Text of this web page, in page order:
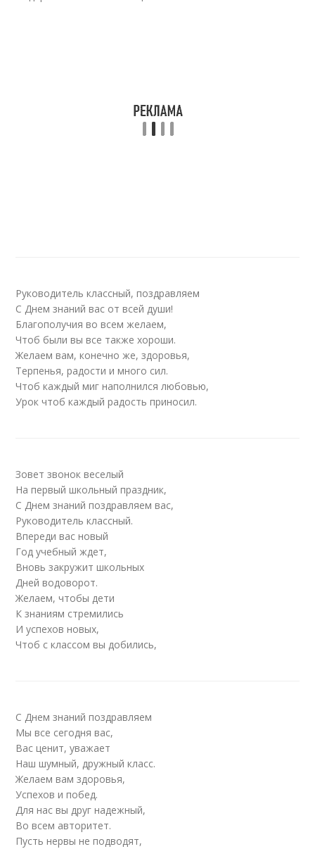
Руководитель классный, поздравляем
С Днем знаний вас от всей души!
Благополучия во всем желаем,
Чтоб были вы все также хороши.
Желаем вам, конечно же, здоровья,
Терпенья, радости и много сил.
Чтоб каждый миг наполнился любовью,
Урок чтоб каждый радость приносил.
Зовет звонок веселый
На первый школьный праздник,
С Днем знаний поздравляем вас,
Руководитель классный.
Впереди вас новый
Год учебный ждет,
Вновь закружит школьных
Дней водоворот.
Желаем, чтобы дети
К знаниям стремились
И успехов новых,
Чтоб с классом вы добились,
С Днем знаний поздравляем
Мы все сегодня вас,
Вас ценит, уважает
Наш шумный, дружный класс.
Желаем вам здоровья,
Успехов и побед.
Для нас вы друг надежный,
Во всем авторитет.
Пусть нервы не подводят,